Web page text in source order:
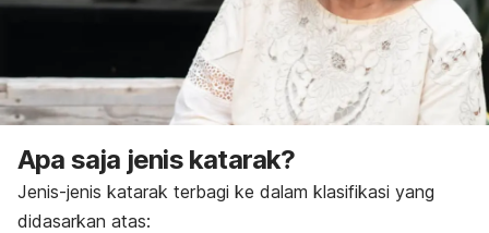
Apa saja jenis katarak?
Jenis-jenis katarak terbagi ke dalam klasifikasi yang
didasarkan atas: